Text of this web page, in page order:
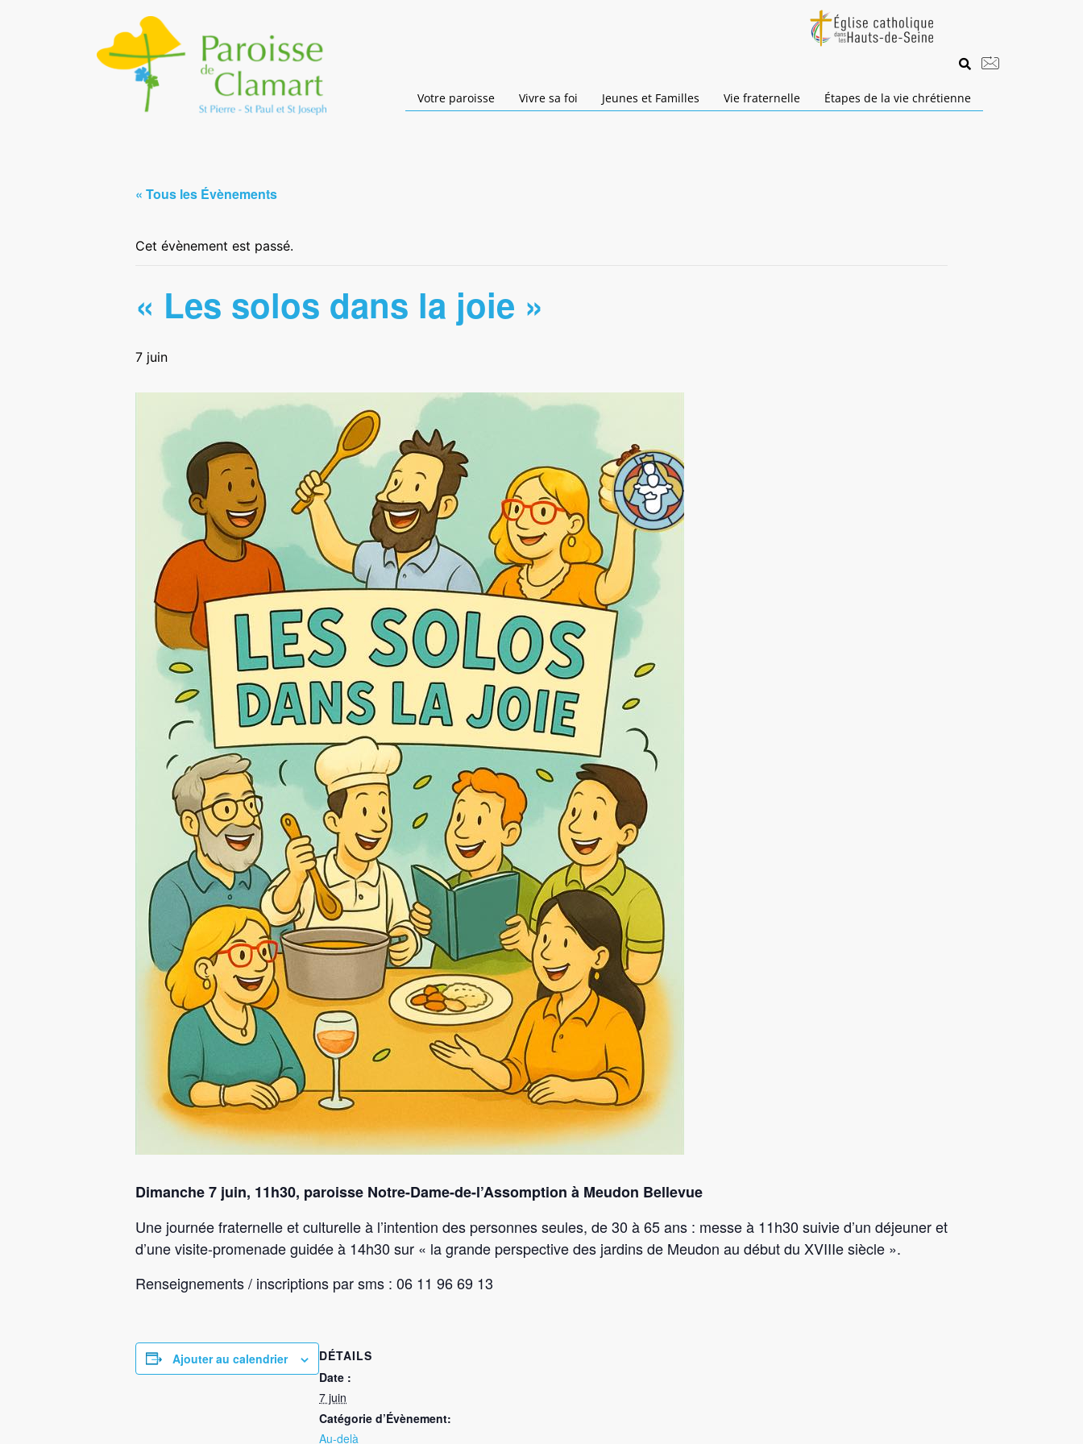
Votre paroisse Vivre sa foi Jeunes et Familles Vie fraternelle Étapes de la vie chrétienne
« Tous les Évènements
Cet évènement est passé.
« Les solos dans la joie »
7 juin
Dimanche 7 juin, 11h30, paroisse Notre-Dame-de-l’Assomption à Meudon Bellevue
Une journée fraternelle et culturelle à l’intention des personnes seules, de 30 à 65 ans : messe à 11h30 suivie d’un déjeuner et
d’une visite-promenade guidée à 14h30 sur « la grande perspective des jardins de Meudon au début du XVIIIe siècle ».
Renseignements / inscriptions par sms : 06 11 96 69 13
Ajouter au calendrier
DÉTAILS
Date :
7 juin
Catégorie d’Évènement:
Au-delà